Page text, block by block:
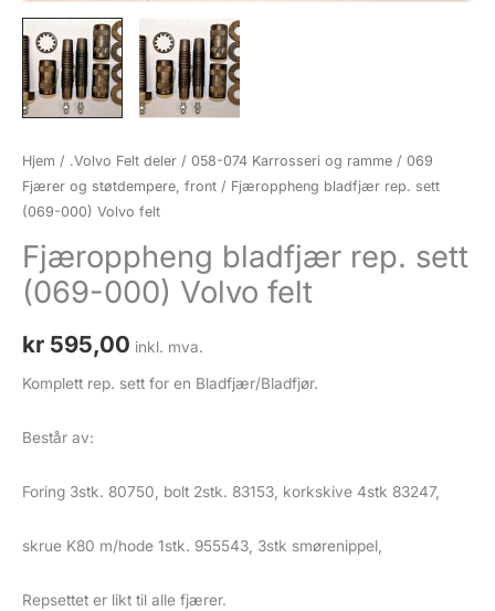
Hjem / .Volvo Felt deler / 058-074 Karrosseri og ramme / 069
Fjærer og støtdempere, front / Fjæroppheng bladfjær rep. sett
(069-000) Volvo felt
Fjæroppheng bladfjær rep. sett
(069-000) Volvo felt
kr 595,00 inkl. mva.
Komplett rep. sett for en Bladfjær/Bladfjør.
Består av:
Foring 3stk. 80750, bolt 2stk. 83153, korkskive 4stk 83247,
skrue K80 m/hode 1stk. 955543, 3stk smørenippel,
Repsettet er likt til alle fjærer.